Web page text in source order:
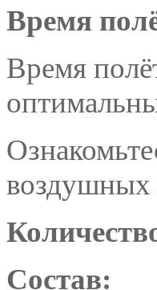
Время
Время
воздушных
Состав: